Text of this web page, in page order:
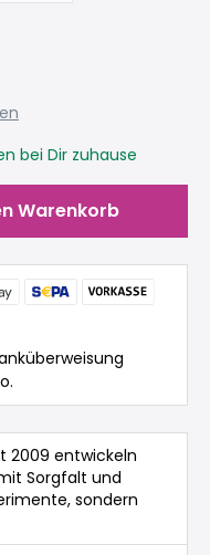
bei Dir zuhause
Warenkorb
2009 entwickeln
Sorgfalt und
sondern